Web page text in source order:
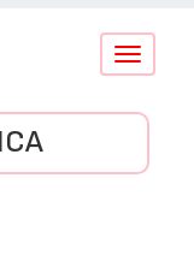
Conmutar